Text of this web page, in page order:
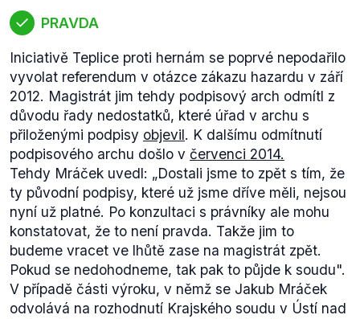
je měli nadále, abychom se soudně těchto licencí
domohli zpátky
na naše společnosti by byly likvidační, tak se
budeme určitě soudit v rámci České republiky, a
pokud to nepomůže, pak budeme chtít zahájit
soudní řízení i přes Brusel a budeme se domáhat
svých práv“.
Navzdory těmto proklamacím zástupců loterijního
průmyslu není evidována žádná arbitráž vedená
proti České republice v důsledku regulace hazardu.
PRAVDA
Iniciativě Teplice proti hernám se poprvé nepodařilo
vyvolat referendum v otázce zákazu hazardu v září
2012. Magistrát jim tehdy podpisový arch odmítl z
důvodu řady nedostatků, které úřad v archu s
přiloženými podpisy objevil. K dalšímu odmítnutí
podpisového archu došlo v červenci 2014.
Tehdy Mráček uvedl: „Dostali jsme to zpět s tím, že
ty původní podpisy, které už jsme dříve měli, nejsou
nyní už platné. Po konzultaci s právníky ale mohu
konstatovat, že to není pravda. Takže jim to
budeme vracet ve lhůtě zase na magistrát zpět.
Pokud se nedohodneme, tak pak to půjde k soudu".
V případě části výroku, v němž se Jakub Mráček
odvolává na rozhodnutí Krajského soudu v Ústí nad